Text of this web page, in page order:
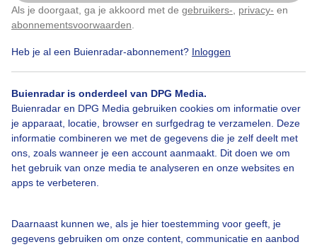
Als je doorgaat, ga je akkoord met de gebruikers- privacy- en
abonnementsvoorwaarden
Heb je al een Buienradar-abonnement? Inloggen
Buienradar is onderdeel van DPG Media.
Buienradar en DPG Media gebruiken cookies om informatie over
je apparaat, locatie, browser en surfgedrag te verzamelen. Deze
informatie combineren we met de gegevens die je zelf deelt met
ons, zoals wanneer je een account aanmaakt. Dit doen we om
het gebruik van onze media te analyseren en onze websites en
apps te verbeteren.
Daarnaast kunnen we, als je hier toestemming voor geeft, je
gegevens gebruiken om onze content, communicatie en aanbod
#strand Zon
Bekijk slideshow
Klik hierom dit aan te passen